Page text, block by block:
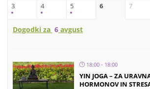
3 4 5 6 7
Dogodki za 6 avgust
18:00 - 18:00
YIN JOGA – ZA
HORMONOV IN